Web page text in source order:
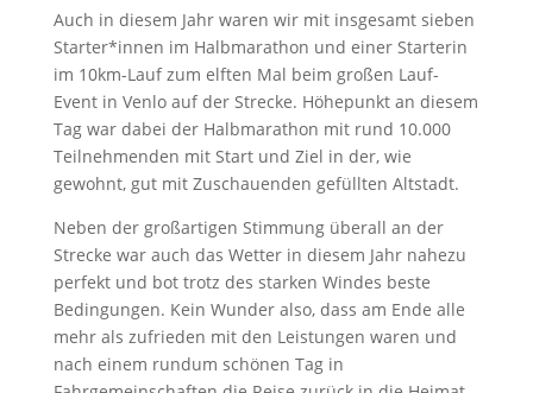
Auch in diesem Jahr waren wir mit insgesamt sieben
Starter*innen im Halbmarathon und einer Starterin
im 10km-Lauf zum elften Mal beim großen Lauf-
Event in Venlo auf der Strecke. Höhepunkt an diesem
Tag war dabei der Halbmarathon mit rund 10.000
Teilnehmenden mit Start und Ziel in der, wie
gewohnt, gut mit Zuschauenden gefüllten Altstadt.
Neben der großartigen Stimmung überall an der
Strecke war auch das Wetter in diesem Jahr nahezu
perfekt und bot trotz des starken Windes beste
Bedingungen. Kein Wunder also, dass am Ende alle
mehr als zufrieden mit den Leistungen waren und
nach einem rundum schönen Tag in